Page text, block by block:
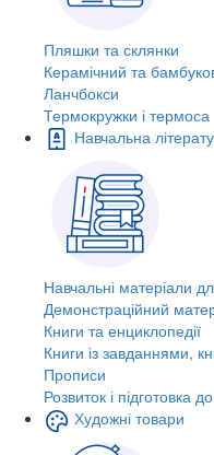
Пляшки та склянки
Керамічний та
Ланчбокси
Термокружки і термоса
Навчальна
Навчальні матеріали
Демонстраційний
Книги та енциклопедії
Книги із завданнями,
Прописи
Розвиток і підготовка
Художні товари